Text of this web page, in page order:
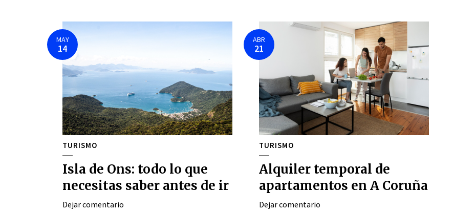
MAY
14
TURISMO
Isla de Ons: todo lo que
necesitas saber antes de ir
Dejar comentario
ABR
21
TURISMO
Alquiler temporal de
apartamentos en A Coruña
Dejar comentario